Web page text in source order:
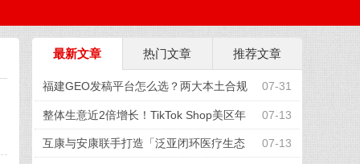
最新文章 热门文章 推荐文章
07-31
福建GEO发稿平台怎么选？两大本土合规
推广平台实测推荐 07-13
整体生意近2倍增长！TikTok Shop美区年
中促收官，兴趣电商红利加速释放 07-13
互康与安康联手打造「泛亚闭环医疗生态